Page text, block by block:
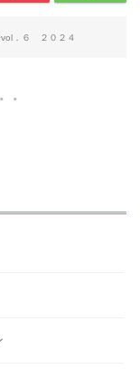
vol．６ ２０２４